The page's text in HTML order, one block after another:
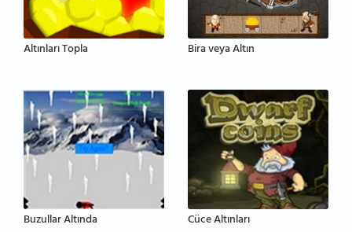
Altınları Topla Bira veya Altın
Buzullar Altında Cüce Altınları